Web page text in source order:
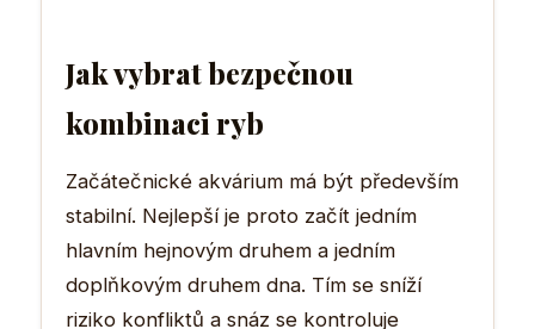
Jak vybrat bezpečnou
kombinaci ryb
Začátečnické akvárium má být především
stabilní. Nejlepší je proto začít jedním
hlavním hejnovým druhem a jedním
doplňkovým druhem dna. Tím se sníží
riziko konfliktů a snáz se kontroluje